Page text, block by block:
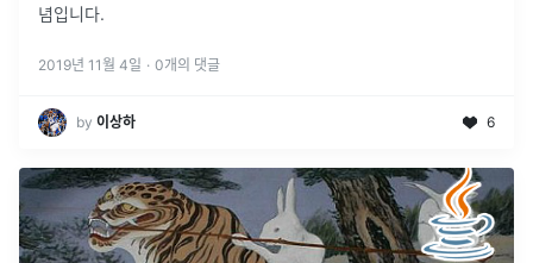
념입니다.
2019년 11월 4일 · 0개의 댓글
by 이상하 6